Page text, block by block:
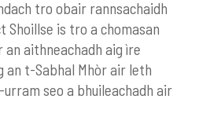
tro obair rannsachaidh
is tro a chomasan
aithneachadh aig ìre
an t-Sabhal Mhòr air leth
seo a bhuileachadh air